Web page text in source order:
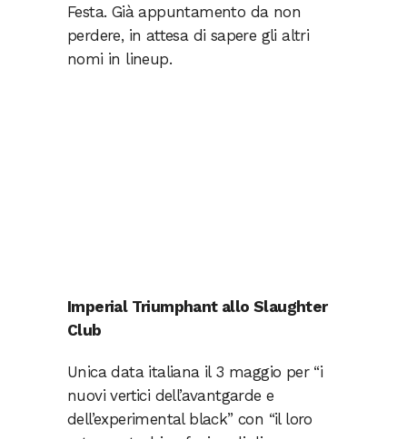
Festa. Già appuntamento da non
perdere, in attesa di sapere gli altri
nomi in lineup.
Imperial Triumphant allo Slaughter
Club
Unica data italiana il 3 maggio per “i
nuovi vertici dell’avantgarde e
dell’experimental black” con “il loro